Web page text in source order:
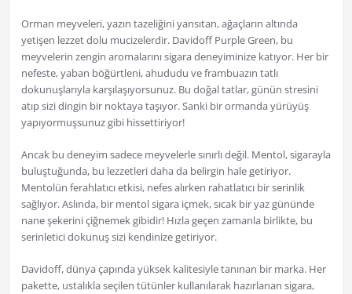
Orman meyveleri, yazın tazeliğini yansıtan, ağaçların altında
yetişen lezzet dolu mucizelerdir. Davidoff Purple Green, bu
meyvelerin zengin aromalarını sigara deneyiminize katıyor. Her bir
nefeste, yaban böğürtleni, ahududu ve frambuazın tatlı
dokunuşlarıyla karşılaşıyorsunuz. Bu doğal tatlar, günün stresini
atıp sizi dingin bir noktaya taşıyor. Sanki bir ormanda yürüyüş
yapıyormuşsunuz gibi hissettiriyor!
Ancak bu deneyim sadece meyvelerle sınırlı değil. Mentol, sigarayla
buluştuğunda, bu lezzetleri daha da belirgin hale getiriyor.
Mentolün ferahlatıcı etkisi, nefes alırken rahatlatıcı bir serinlik
sağlıyor. Aslında, bir mentol sigara içmek, sıcak bir yaz gününde
nane şekerini çiğnemek gibidir! Hızla geçen zamanla birlikte, bu
serinletici dokunuş sizi kendinize getiriyor.
Davidoff, dünya çapında yüksek kalitesiyle tanınan bir marka. Her
pakette, ustalıkla seçilen tütünler kullanılarak hazırlanan sigara,